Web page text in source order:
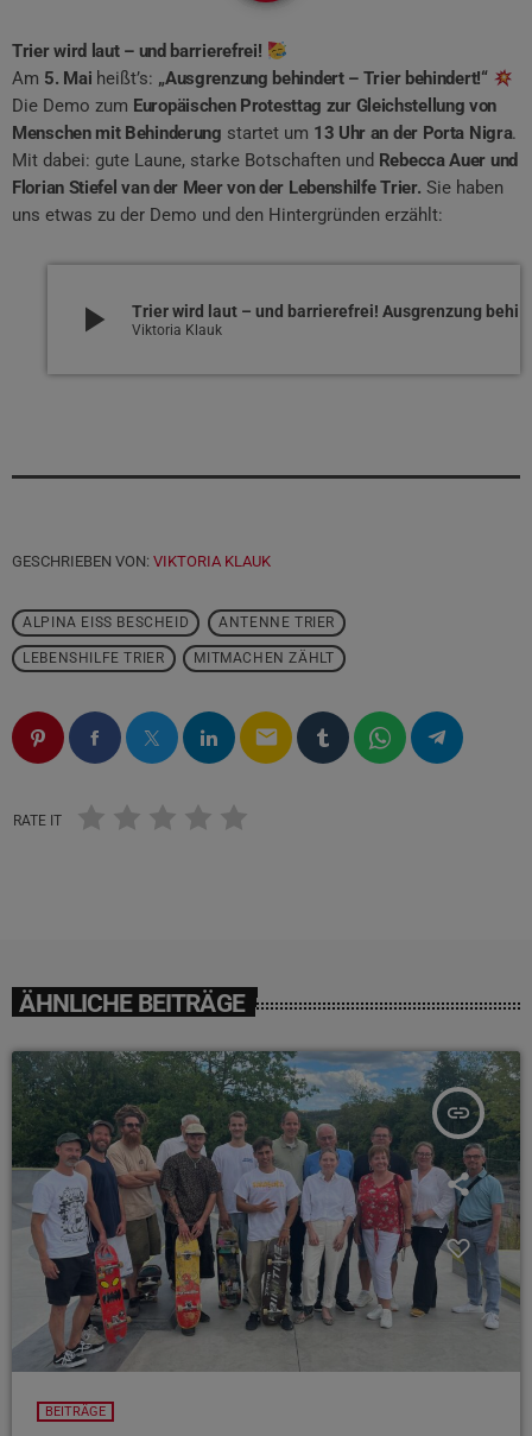
Trier wird laut – und barrierefrei!
Am 5. Mai heißt’s: „Ausgrenzung behindert – Trier behindert!“
Die Demo zum Europäischen Protesttag zur Gleichstellung von
Menschen mit Behinderung startet um 13 Uhr an der Porta Nigra.
Mit dabei: gute Laune, starke Botschaften und Rebecca Auer und
Florian Stiefel van der Meer von der Lebenshilfe Trier. Sie haben
uns etwas zu der Demo und den Hintergründen erzählt:
play_arrow Viktoria Klauk
GESCHRIEBEN VON: VIKTORIA KLAUK
ALPINA EISS BESCHEID ANTENNE TRIER
LEBENSHILFE TRIER MITMACHEN ZÄHLT
email
RATE IT
ÄHNLICHE BEITRÄGE
insert_link
BEITRÄGE